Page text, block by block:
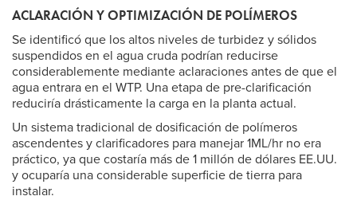
ACLARACIÓN Y OPTIMIZACIÓN DE POLÍMEROS
Se identificó que los altos niveles de turbidez y sólidos
suspendidos en el agua cruda podrían reducirse
considerablemente mediante aclaraciones antes de que el
agua entrara en el WTP. Una etapa de pre-clarificación
reduciría drásticamente la carga en la planta actual.
Un sistema tradicional de dosificación de polímeros
ascendentes y clarificadores para manejar 1ML/hr no era
práctico, ya que costaría más de 1 millón de dólares EE.UU.
y ocuparía una considerable superficie de tierra para
instalar.